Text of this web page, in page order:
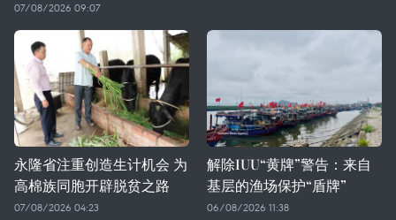
07/08/2026 09:07
永隆省注重创造生计机会 为
高棉族同胞开辟脱贫之路
07/08/2026 04:23
解除IUU“黄牌”警告：来自
基层的渔场保护“盾牌”
06/08/2026 11:38